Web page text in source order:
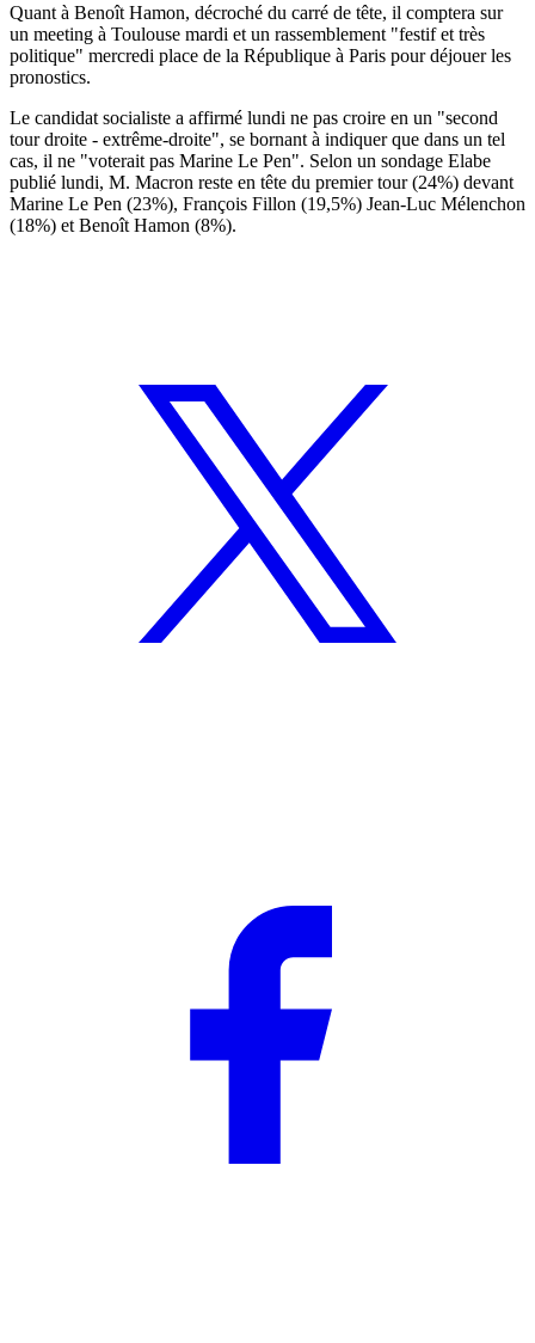
Quant à Benoît Hamon, décroché du carré de tête, il comptera sur
un meeting à Toulouse mardi et un rassemblement "festif et très
politique" mercredi place de la République à Paris pour déjouer les
pronostics.
Le candidat socialiste a affirmé lundi ne pas croire en un "second
tour droite - extrême-droite", se bornant à indiquer que dans un tel
cas, il ne "voterait pas Marine Le Pen". Selon un sondage Elabe
publié lundi, M. Macron reste en tête du premier tour (24%) devant
Marine Le Pen (23%), François Fillon (19,5%) Jean-Luc Mélenchon
(18%) et Benoît Hamon (8%).